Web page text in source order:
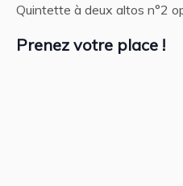
Quintette à deux altos n°2
Prenez votre place !